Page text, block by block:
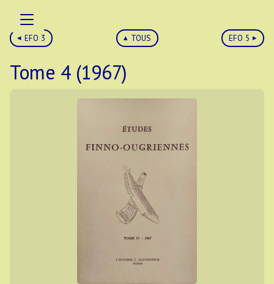
EFO 3 TOUS EFO 5
Tome 4 (1967)